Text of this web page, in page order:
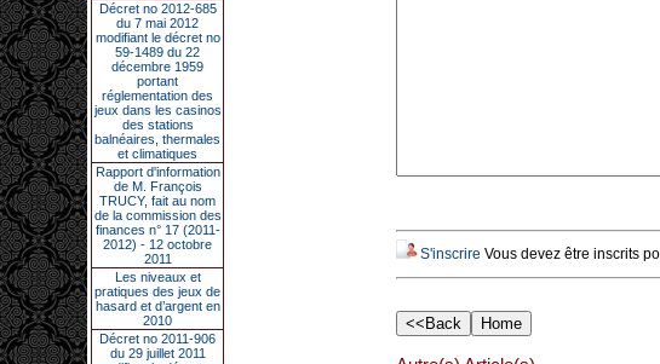
Décret no 2012-685
du 7 mai 2012
modifiant le décret no
59-1489 du 22
décembre 1959
portant
réglementation des
jeux dans les casinos
des stations
balnéaires, thermales
et climatiques
Rapport d'information
de M. François
TRUCY, fait au nom
de la commission des
finances n° 17 (2011-
2012) - 12 octobre
2011
Les niveaux et
pratiques des jeux de
hasard et d’argent en
2010
Décret no 2011-906
du 29 juillet 2011
S'inscrire Vous devez être inscrits